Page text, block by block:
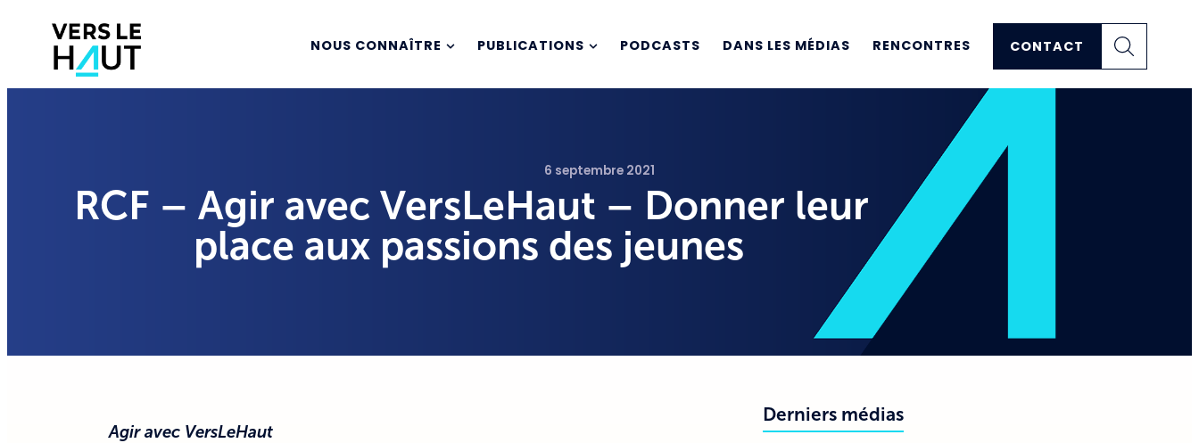
NOUS CONNAÎTRE PUBLICATIONS PODCASTS DANS LES MÉDIAS RENCONTRES CONTACT
6 septembre 2021
RCF – Agir avec VersLeHaut – Donner leur
place aux passions des jeunes
Agir avec VersLeHaut
Derniers médias